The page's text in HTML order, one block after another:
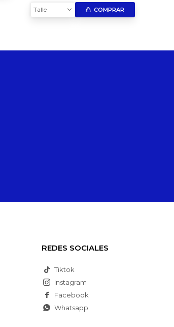
Talle COMPRAR
REDES SOCIALES
Tiktok
Facebook
Instagram
Whatsapp